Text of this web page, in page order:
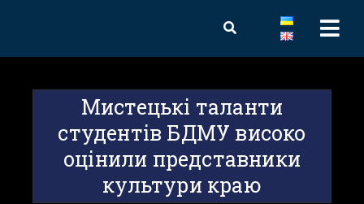
Мистецькі таланти
студентів БДМУ високо
оцінили представники
культури краю